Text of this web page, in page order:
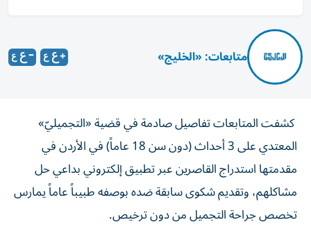
متابعات: «الخليج»
كشفت المتابعات تفاصيل صادمة في قضية «التجميليّ»
المعتدي على 3 أحداث (دون سن 18 عاماً) في الأردن في
مقدمتها استدراج القاصرين عبر تطبيق إلكتروني بداعي حل
مشاكلهم، وتقديم شكوى سابقة ضده بوصفه طبيباً عاماً يمارس
تخصص جراحة التجميل من دون ترخيص.